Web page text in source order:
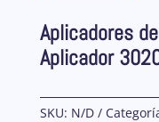
Aplicadores
Aplicador
SKU: N/D